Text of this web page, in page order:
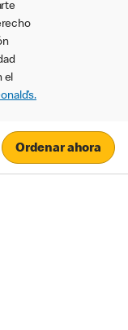
el
Ordenar ahora